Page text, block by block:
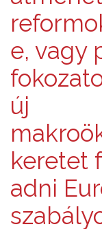
e, vagy
új
keretet
adni